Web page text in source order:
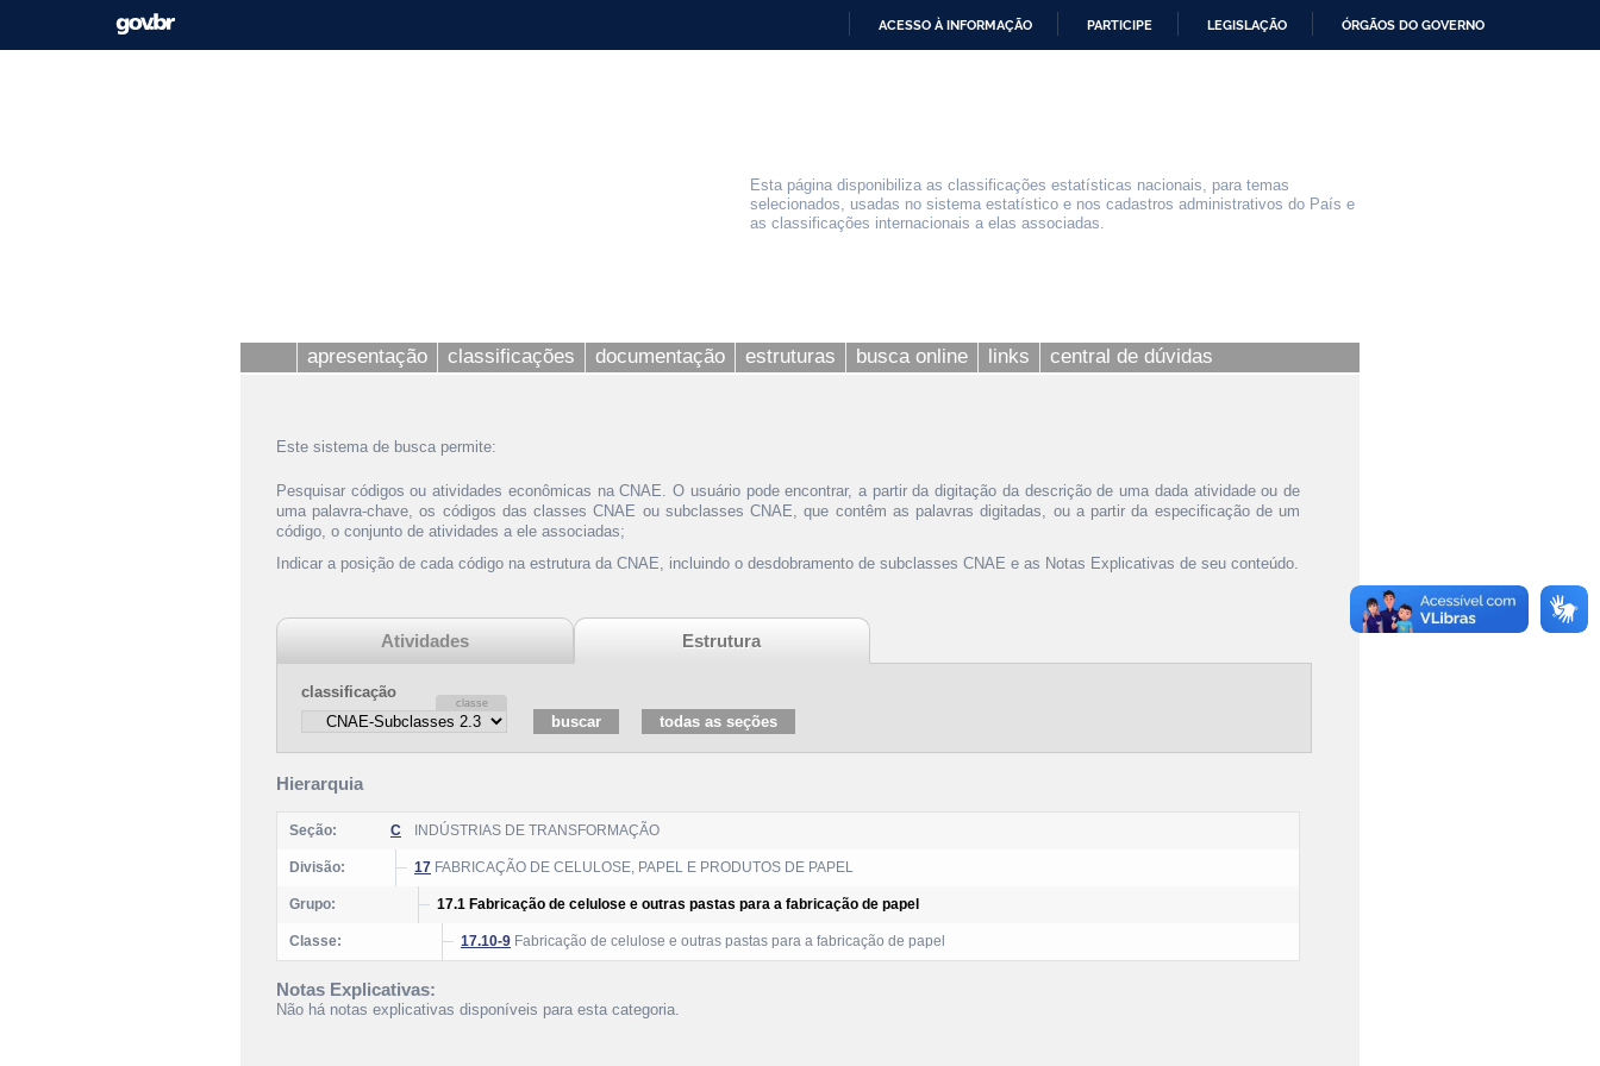
ACESSO À INFORMAÇÃO PARTICIPE LEGISLAÇÃO ÓRGÃOS DO GOVERNO
Esta página disponibiliza as classificações estatísticas nacionais, para temas
selecionados, usadas no sistema estatístico e nos cadastros administrativos do País e
as classificações internacionais a elas associadas.
apresentação classificações documentação estruturas busca online links central de dúvidas
Este sistema de busca permite:
Pesquisar códigos ou atividades econômicas na CNAE. O usuário pode encontrar, a partir da digitação da descrição de uma dada atividade ou de
uma palavra-chave, os códigos das classes CNAE ou subclasses CNAE, que contêm as palavras digitadas, ou a partir da especificação de um
código, o conjunto de atividades a ele associadas;
Indicar a posição de cada código na estrutura da CNAE, incluindo o desdobramento de subclasses CNAE e as Notas Explicativas de seu conteúdo.
Atividades Estrutura
classificação
Hierarquia
Seção: C INDÚSTRIAS DE TRANSFORMAÇÃO
Divisão: 17 FABRICAÇÃO DE CELULOSE, PAPEL E PRODUTOS DE PAPEL
Grupo: 17.1 Fabricação de celulose e outras pastas para a fabricação de papel
Classe: 17.10-9 Fabricação de celulose e outras pastas para a fabricação de papel
Notas Explicativas:
Não há notas explicativas disponíveis para esta categoria.